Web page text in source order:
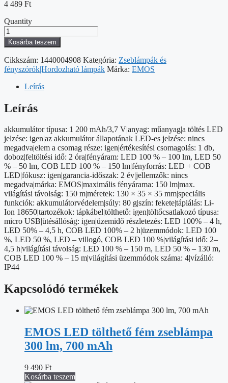
4 489 Ft
Quantity
LED-
es
újratölthető
műanyag
zseblámpa
P3214,
mennyiség
Kosárba teszem
Cikkszám: 1440004908 Kategória: Zseblámpák és
fényszórók|Hordozható lámpák Márka: EMOS
Leírás
Leírás
akkumulátor típusa: 1 200 mAh/3,7 V|anyag: műanyag|a töltés LED
jelzése: igen|az akkumulátor állapotának LED-es jelzése: nincs
megadva|elem a csomag része: igen|értékesítési csomagolás: 1 db,
doboz|feltöltési idő: 2 óra|fényáram: LED 100 % – 100 lm, LED 50
% – 50 lm, COB LED 100 % – 150 lm|fényforrás: LED + COB
LED|fókusz: igen|garancia-időszak: 2 év|jellemzők: nincs
megadva|márka: EMOS|maximális fényárama: 150 lm|max.
világítási távolság: 150 m|méretek: 130 × 35 × 35 mm|speciális
funkciók: akkumulátorvédelem|súly: 80 g|szín: fekete|táplálás: Li-
Ion 18650|tartozékok: tápkábel|tölthető: igen|töltőcsatlakozó típusa:
micro USB|ütésállóság: igen|üzemidő részletezés: LED 100% – 4 h,
LED 50% – 4,5 h, COB LED 100% – 2 h|üzemmódok: LED 100
%, LED 50 %, LED – villogó, COB LED 100 %|világítási idő: 2–
4,5 h|világítási távolság: LED 100 % – 150 m, LED 50 % – 130 m,
COB LED 100 % – 15 m|világítási üzemmódok száma: 4|vízálló:
IP44
Kapcsolódó termékek
EMOS LED tölthető fém zseblámpa
300 lm, 700 mAh
9 490 Ft
Kosárba teszem